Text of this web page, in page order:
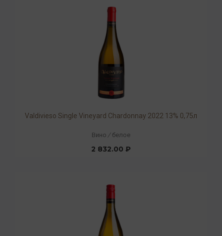
Valdivieso Single Vineyard Chardonnay 2022 13% 0,75л
Вино / белое
2 832.00 ₽